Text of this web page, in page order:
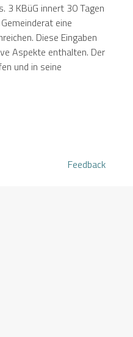
3 KBüG innert 30 Tagen
eine
Diese Eingaben
Aspekte enthalten. Der
und in seine
Feedback